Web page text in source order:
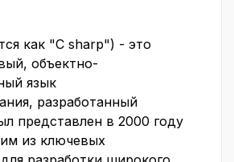
как "C sharp") - это
объектно-
язык
разработанный
представлен в 2000 году
из ключевых